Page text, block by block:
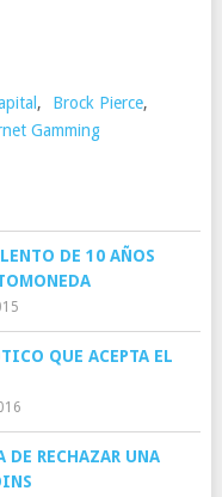
, Brock Pierce,
Gamming
DE 10 AÑOS
QUE ACEPTA EL
DE RECHAZAR UNA